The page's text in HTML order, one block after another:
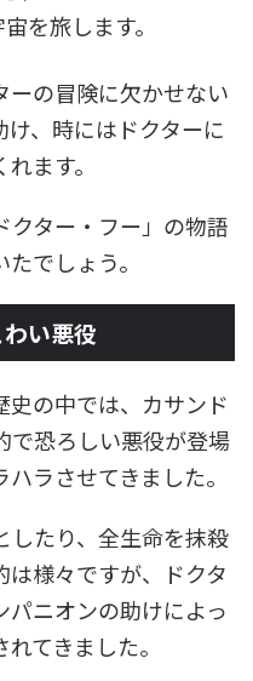
を旅します。
ーの冒険に欠かせない
、時にはドクターに
ます。
クター・フー」の物語
でしょう。
い悪役
史の中では、カサンド
で恐ろしい悪役が登場
ラさせてきました。
したり、全生命を抹殺
は様々ですが、ドクタ
ニオンの助けによっ
てきました。